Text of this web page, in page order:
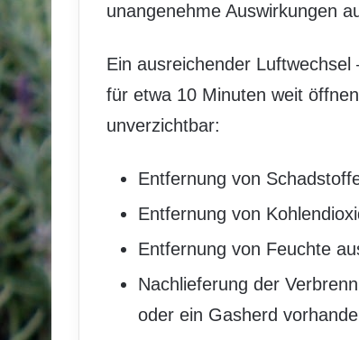
unangenehme Auswirkungen
Ein ausreichender
für etwa 10 Minuten weit
unverzichtbar:
Entfernung von
Entfernung von
Entfernung von Feuchte
Nachlieferung der
oder ein Gasherd